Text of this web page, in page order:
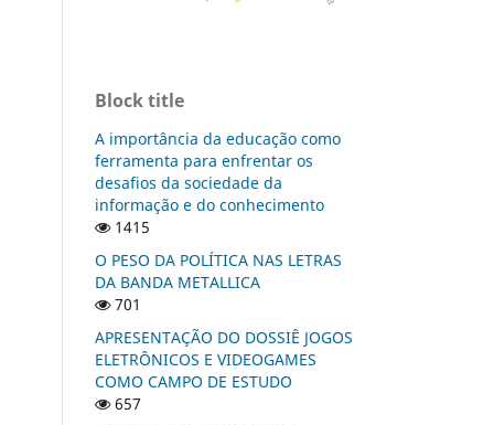
Block title
A importância da educação como
ferramenta para enfrentar os
desafios da sociedade da
informação e do conhecimento
1415
O PESO DA POLÍTICA NAS LETRAS
DA BANDA METALLICA
701
APRESENTAÇÃO DO DOSSIÊ JOGOS
ELETRÔNICOS E VIDEOGAMES
COMO CAMPO DE ESTUDO
657